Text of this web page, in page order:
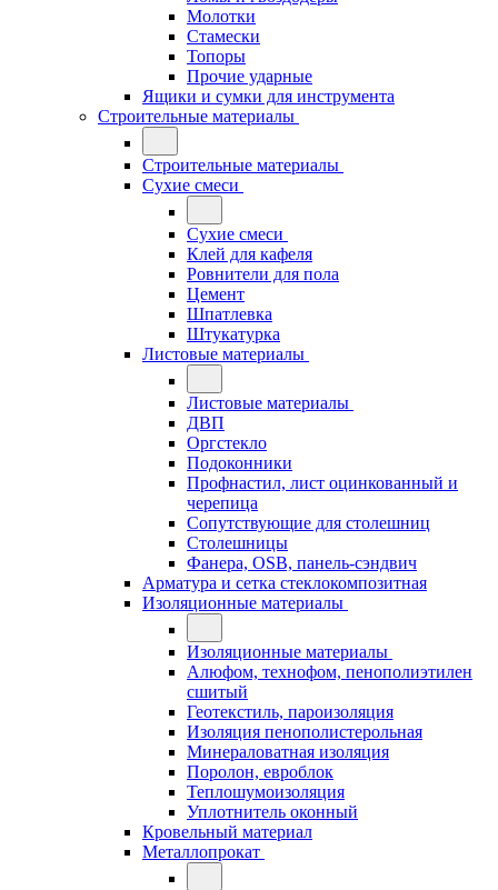
Молотки
Стамески
Топоры
Прочие ударные
Ящики и сумки для инструмента
Строительные материалы
Строительные материалы
Сухие смеси
Сухие смеси
Клей для кафеля
Ровнители для пола
Цемент
Шпатлевка
Штукатурка
Листовые материалы
Листовые материалы
ДВП
Оргстекло
Подоконники
Профнастил, лист оцинкованный и
черепица
Сопутствующие для столешниц
Столешницы
Фанера, OSB, панель-сэндвич
Арматура и сетка стеклокомпозитная
Изоляционные материалы
Изоляционные материалы
Алюфом, технофом, пенополиэтилен
сшитый
Геотекстиль, пароизоляция
Изоляция пенополистерольная
Минераловатная изоляция
Поролон, евроблок
Теплошумоизоляция
Уплотнитель оконный
Кровельный материал
Металлопрокат